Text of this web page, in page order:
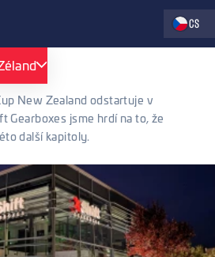
Zvolte
CS
New Zealand odstartuje v
Gearboxes jsme hrdí na to, že
další kapitoly.